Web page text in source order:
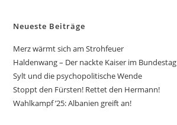
Neueste Beiträge
Merz wärmt sich am Strohfeuer
Haldenwang – Der nackte Kaiser im Bundestag
Sylt und die psychopolitische Wende
Stoppt den Fürsten! Rettet den Hermann!
Wahlkampf ’25: Albanien greift an!